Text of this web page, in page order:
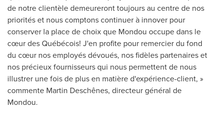
de notre clientèle demeureront toujours au centre de nos
priorités et nous comptons continuer à innover pour
conserver la place de choix que Mondou occupe dans le
cœur des Québécois! J'en profite pour remercier du fond
du cœur nos employés dévoués, nos fidèles partenaires et
nos précieux fournisseurs qui nous permettent de nous
illustrer une fois de plus en matière d'expérience-client, »
commente Martin Deschênes, directeur général de
Mondou.